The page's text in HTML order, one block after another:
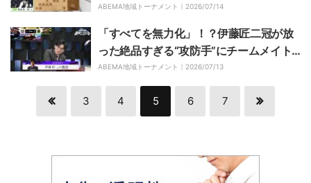
仲間もファンも大興奮「170の一撃ｗ」
／将棋・ABEMA地域トーナメント2026
ABEMA地域トーナメント｜ 2026/07/14
「すべてを無力化」！？伊藤匠二冠が放
った絶品すぎる“攻防手”にチームメイト
も大興奮の嵐／将棋・ABEMA地域トー
ナメント2026
ABEMA地域トーナメント｜ 2026/07/13
3 4 5 6 7